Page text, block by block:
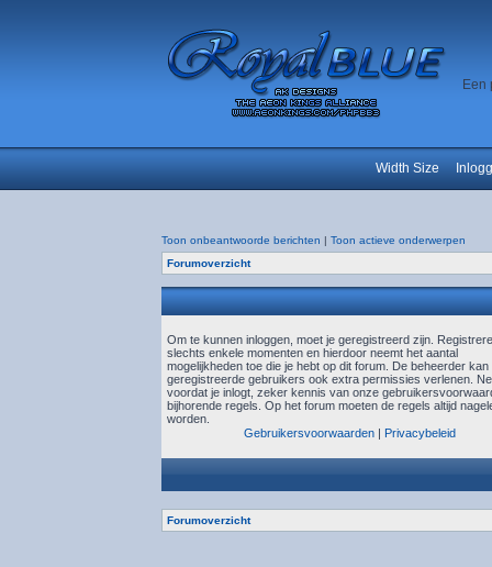
Een
Width Size
Toon onbeantwoorde berichten | Toon actieve onderwerpen
Forumoverzicht
Om te kunnen inloggen, moet je geregistreerd zijn.
slechts enkele momenten en hierdoor neemt het aantal
mogelijkheden toe die je hebt op dit forum. De beheerder kan
geregistreerde gebruikers ook extra permissies verlenen.
voordat je inlogt, zeker kennis van onze
bijhorende regels. Op het forum moeten de regels altijd
worden.
Gebruikersvoorwaarden | Privacybeleid
Forumoverzicht